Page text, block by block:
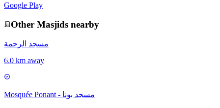
Google Play
Other Masjids nearby
مسجد الرحمة
6.0 km away
Mosquée Ponant - مسجد بونا